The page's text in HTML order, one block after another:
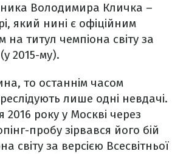
Володимира Кличка –
який нині є офіційним
на титул чемпіона світу за
2015-му).
то останнім часом
лише одні невдачі.
2016 року у Москві через
пробу зірвався його бій
світу за версією Всесвітньої